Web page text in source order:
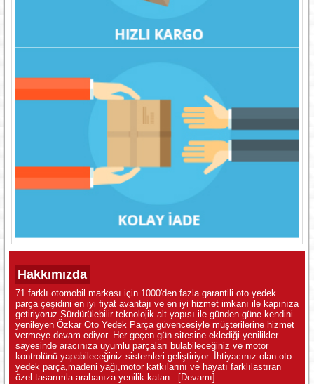
Hakkımızda
71 farklı otomobil markası için 1000'den fazla garantili oto yedek
parça çeşidini en iyi fiyat avantajı ve en iyi hizmet imkanı ile kapınıza
getiriyoruz.Sürdürülebilir teknolojik alt yapısı ile günden güne kendini
yenileyen Özkar Oto Yedek Parça güvencesiyle müşterilerine hizmet
vermeye devam ediyor. Her geçen gün sitesine eklediği yenilikler
sayesinde aracınıza uyumlu parçaları bulabileceğiniz ve motor
kontrolünü yapabileceğiniz sistemleri geliştiriyor. İhtiyacınız olan oto
yedek parça,madeni yağı,motor katkılarını ve hayatı farklılastıran
özel tasarımla arabanıza yenilik katan... [Devamı]